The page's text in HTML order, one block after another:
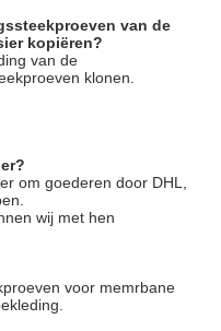
van de
kopiëren?
van de
klonen.
om goederen door DHL,
wij met hen
voor memrbane